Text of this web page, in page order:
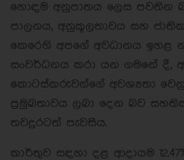
හොඳම අනුපාතය ලෙස පවතින
පාලනය, අනුකූලතාවය සහ
කෙරෙහි අපගේ අවධානය ඉහළ
සංවර්ධනය කරා යන ගමනේ දී,
කොටස්කරුවන්ගේ අවශ්‍යතා
ප්‍රමුඛතාවය ලබා දෙන බව
තවදුරටත් පැවසීය.
කාර්තුව සඳහා දළ ආදායම